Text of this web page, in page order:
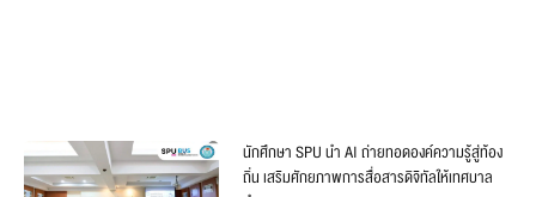
นักศึกษา SPU นำ AI ถ่ายทอดองค์ความรู้สู่ท้อง
ถิ่น เสริมศักยภาพการสื่อสารดิจิทัลให้เทศบาล